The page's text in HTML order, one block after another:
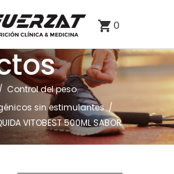
0
/ Control del peso,
sin estimulantes/
VITOBEST 500ML SABOR